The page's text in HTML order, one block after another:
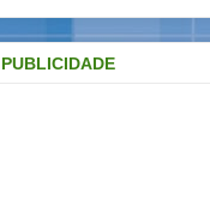
PUBLICIDADE